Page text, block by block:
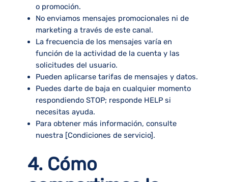
o promoción.
No enviamos mensajes promocionales ni de
marketing a través de este canal.
La frecuencia de los mensajes varía en
función de la actividad de la cuenta y las
solicitudes del usuario.
Pueden aplicarse tarifas de mensajes y datos.
Puedes darte de baja en cualquier momento
respondiendo STOP; responde HELP si
necesitas ayuda.
Para obtener más información, consulte
nuestra [Condiciones de servicio].
4. Cómo